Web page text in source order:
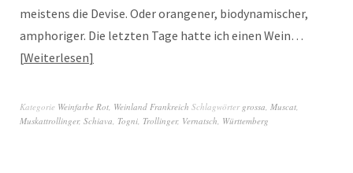
meistens die Devise. Oder orangener, biodynamischer,
amphoriger. Die letzten Tage hatte ich einen Wein…
Weiterlesen
Kategorie Weinfarbe Rot, Weinland Frankreich Schlagwörter grossa, Muscat,
Muskattrollinger, Schiava, Togni, Trollinger, Vernatsch, Württemberg